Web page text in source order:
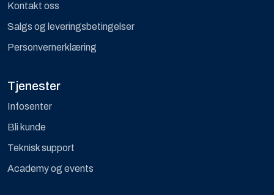
Kontakt oss
Salgs og leveringsbetingelser
Personvernerklæring
Tjenester
Infosenter
Bli kunde
Teknisk support
Academy og events